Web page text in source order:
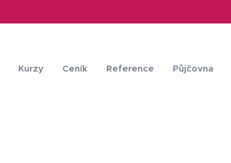
Kurzy Ceník Reference Půjčovna